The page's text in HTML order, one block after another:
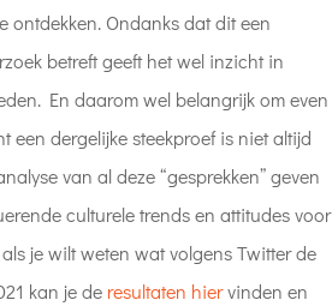
ontdekken. Ondanks dat dit een
betreft geeft het wel inzicht in
En daarom wel belangrijk om even
een dergelijke steekproef is niet altijd
van al deze “gesprekken” geven
culturele trends en attitudes voor
je wilt weten wat volgens Twitter de
kan je de resultaten hiervinden en